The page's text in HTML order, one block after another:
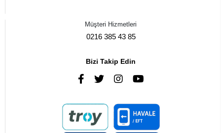
Müşteri Hizmetleri
0216 385 43 85
Bizi Takip Edin